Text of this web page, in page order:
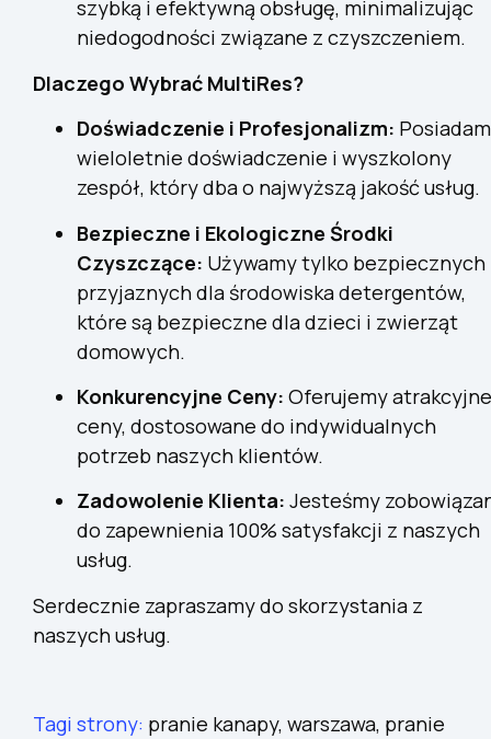
szybką i efektywną obsługę, minimalizując
niedogodności związane z czyszczeniem.
Dlaczego Wybrać MultiRes?
Doświadczenie i Profesjonalizm:
wieloletnie doświadczenie i wyszkolony
zespół, który dba o najwyższą jakość usług.
Bezpieczne i Ekologiczne Środki
Czyszczące: Używamy tylko bezpiecznych
przyjaznych dla środowiska detergentów,
które są bezpieczne dla dzieci i zwierząt
domowych.
Konkurencyjne Ceny: Oferujemy atrakcyjne
ceny, dostosowane do indywidualnych
potrzeb naszych klientów.
Zadowolenie Klienta: Jesteśmy
do zapewnienia 100% satysfakcji z naszych
usług.
Serdecznie zapraszamy do skorzystania z
naszych usług.
Tagi strony: pranie kanapy, warszawa, pranie